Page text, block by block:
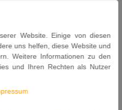
Website. Einige von diesen
uns helfen, diese Website und
Weitere Informationen zu den
und Ihren Rechten als Nutzer